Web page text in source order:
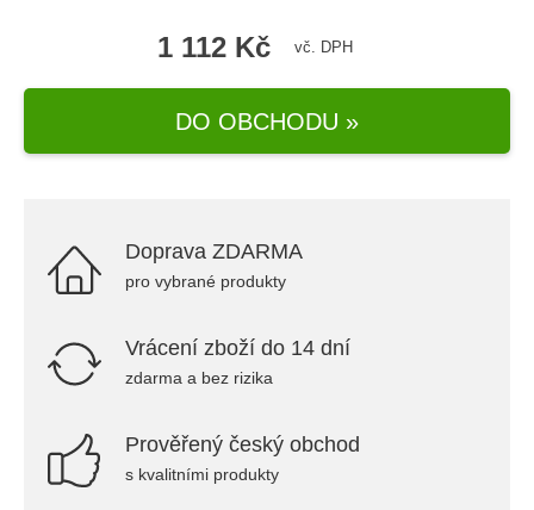
1 112 Kč vč. DPH
DO OBCHODU »
Doprava ZDARMA
pro vybrané produkty
Vrácení zboží do 14 dní
zdarma a bez rizika
Prověřený český obchod
s kvalitními produkty